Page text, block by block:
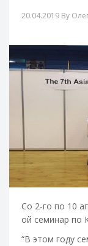
20.04.2019 By
Со 2-го по 10
ой семинар по
“В этом году